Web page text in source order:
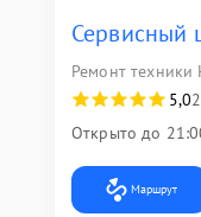
Сервисный
Ремонт техники
5,0
Открыто до
Маршрут